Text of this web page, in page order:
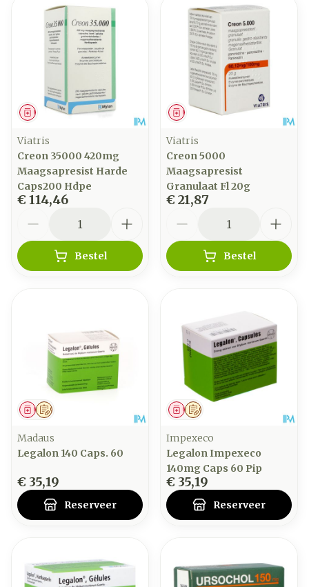
Geneesmiddel
Viatris
Creon 35000 420mg
Maagsapresist Harde
Caps200 Hdpe
€ 114,46
Bestel
Geneesmiddel
Viatris
Creon 5000
Maagsapresist
Granulaat Fl 20g
€ 21,87
Bestel
Op voorschrift
Geneesmiddel
Madaus
Legalon 140 Caps. 60
€ 35,19
Reserveer
Op voorschrift
Geneesmiddel
Impexeco
Legalon Impexeco
140mg Caps 60 Pip
€ 35,19
Reserveer